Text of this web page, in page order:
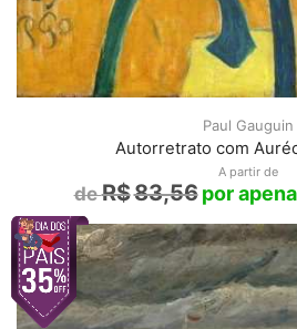
Paul Gauguin
Autorretrato com
A partir de
R$83,56